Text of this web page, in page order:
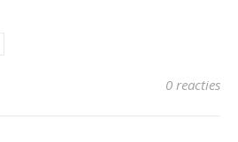
0 reacties